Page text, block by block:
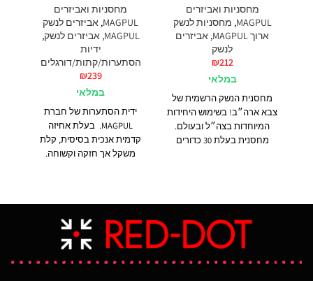
מחסניות ואביזרים
MAGPUL
, מחסניות לנשק
ארוך MAGPUL
, אביזרים
לנשק
₪212
במלאי
מחסנית הנשק הרשמית של
צבא ארה״ב! בשימוש היחידות
המיוחדות בצה״ל ובעולם.
מחסנית בעלת 30 כדורים
על מפרטי ביצועים צבאיים
קפדניים. בעלת קפיץ נירוסטה
עמיד, גיאומטריה פנימית
בעקומה קבועה להזנה אמינה
מחסניות ואביזרים
MAGPUL
, אביזרים לנשק
MAGPUL
,אביזרים לנשק,
ידיות
הסתערות/קתות/דורגלים
₪239
במלאי
ידית הסתערות של חברת
MAGPUL. בעלת אחיזה
קדמית אנכית בסיסית, קלת
משקל אך חזקה וקשוחה.